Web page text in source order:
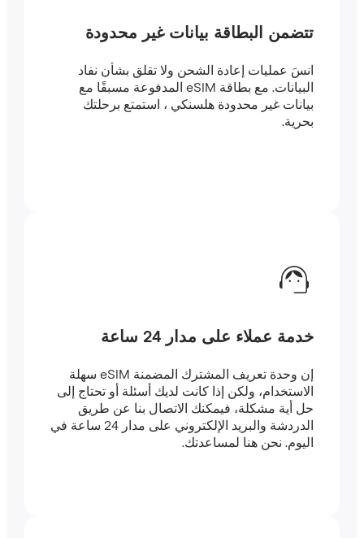
تتضمن البطاقة بيانات غير محدودة
انسَ عمليات إعادة الشحن ولا تقلق بشأن نفاد
البيانات. مع بطاقة eSIM المدفوعة مسبقًا مع
بيانات غير محدودة هلسنكي ، استمتع برحلتك
خدمة عملاء على مدار 24 ساعة
إن وحدة تعريف المشترك المضمنة eSIM سهلة
الاستخدام، ولكن إذا كانت لديك أسئلة أو تحتاج إلى
حل أية مشكلة، فيمكنك الاتصال بنا عن طريق
الدردشة والبريد الإلكتروني على مدار 24 ساعة في
اليوم. نحن هنا لمساعدتك.